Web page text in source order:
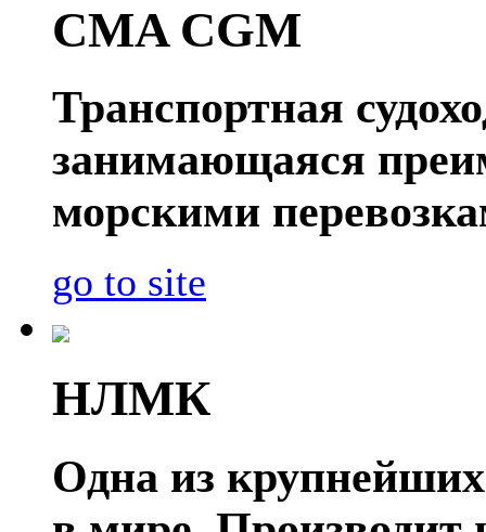
CMA CGM
Транспортная
занимающаяся
морскими
go to site
НЛМК
Одна из